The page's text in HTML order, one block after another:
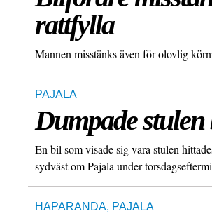
rattfylla
Mannen misstänks även för olovlig
PAJALA
Dumpade stulen
En bil som visade sig vara stulen
sydväst om Pajala under
HAPARANDA, PAJALA